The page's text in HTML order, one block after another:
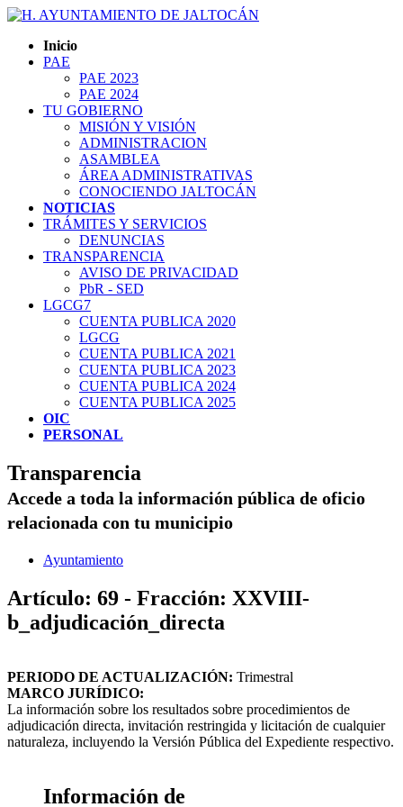
Inicio
PAE
PAE 2023
PAE 2024
TU GOBIERNO
MISIÓN Y VISIÓN
ADMINISTRACION
ASAMBLEA
ÁREA ADMINISTRATIVAS
CONOCIENDO JALTOCÁN
NOTICIAS
TRÁMITES Y SERVICIOS
DENUNCIAS
TRANSPARENCIA
AVISO DE PRIVACIDAD
PbR - SED
LGCG7
CUENTA PUBLICA 2020
LGCG
CUENTA PUBLICA 2021
CUENTA PUBLICA 2023
CUENTA PUBLICA 2024
CUENTA PUBLICA 2025
OIC
PERSONAL
Transparencia
Accede a toda la información pública de oficio
relacionada con tu municipio
Ayuntamiento
Artículo: 69 - Fracción: XXVIII-
b_adjudicación_directa
PERIODO DE ACTUALIZACIÓN: Trimestral
MARCO JURÍDICO:
La información sobre los resultados sobre procedimientos de
adjudicación directa, invitación restringida y licitación de cualquier
naturaleza, incluyendo la Versión Pública del Expediente respectivo.
Información de